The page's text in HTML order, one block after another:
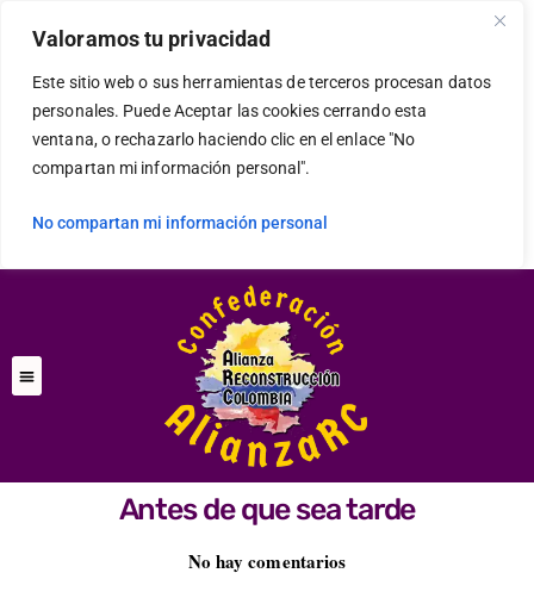
Valoramos tu privacidad
Este sitio web o sus herramientas de terceros procesan datos
personales. Puede Aceptar las cookies cerrando esta
ventana, o rechazarlo haciendo clic en el enlace "No
compartan mi información personal".
No compartan mi información personal
Antes de que sea tarde
No hay comentarios